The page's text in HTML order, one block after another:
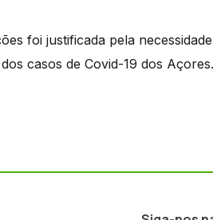
foi justificada pela
casos de Covid-19 dos Açores.